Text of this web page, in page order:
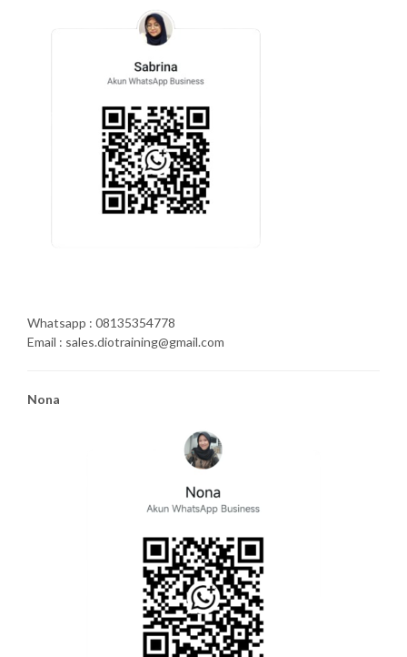
Whatsapp : 08135354778
Email : sales.diotraining@gmail.com
Nona